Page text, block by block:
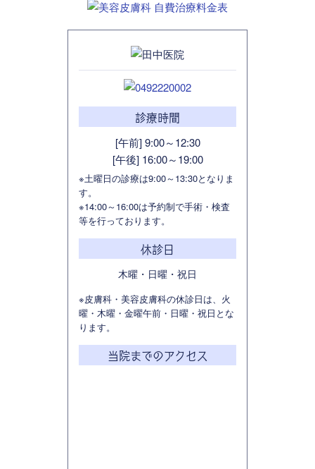
診療時間
[午前] 9:00～12:30
[午後] 16:00～19:00
※土曜日の診療は9:00～13:30となりま
す。
※14:00～16:00は予約制で手術・検査
等を行っております。
休診日
木曜・日曜・祝日
※皮膚科・美容皮膚科の休診日は、火
曜・木曜・金曜午前・日曜・祝日とな
ります。
当院までのアクセス